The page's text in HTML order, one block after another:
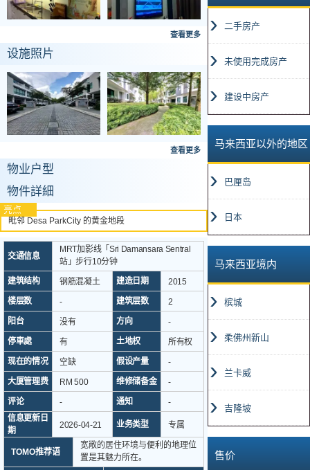
二手房产
未使用完成房产
建设中房产
马来西亚以外的地区
巴厘岛
日本
马来西亚境内
槟城
柔佛州新山
兰卡威
吉隆坡
售价
查看更多
设施照片
查看更多
物业户型
物件詳細
亮点
毗邻 Desa ParkCity 的黄金地段
交通信息
MRT加影线「Sri Damansara Sentral
站」步行10分钟
建筑结构
钢筋混凝土 建造日期
2015
楼层数
- 建筑层数
2
阳台
没有 方向
-
停車處
有 土地权
所有权
现在的情况
空缺 假设产量
-
大厦管理费
RM 500 维修储备金
-
评论
- 通知
-
信息更新日
期
2026-04-21 业务类型 专属
TOMO推荐语
宽敞的居住环境与便利的地理位
置是其魅力所在。